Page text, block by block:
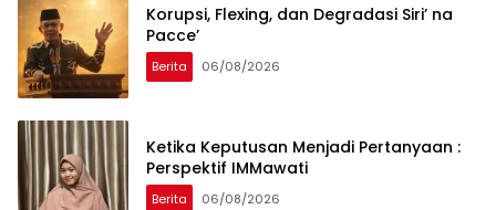
Korupsi, Flexing, dan Degradasi Siri’ na
Pacce’
Berita 06/08/2026
Ketika Keputusan Menjadi Pertanyaan :
Perspektif IMMawati
Berita 06/08/2026